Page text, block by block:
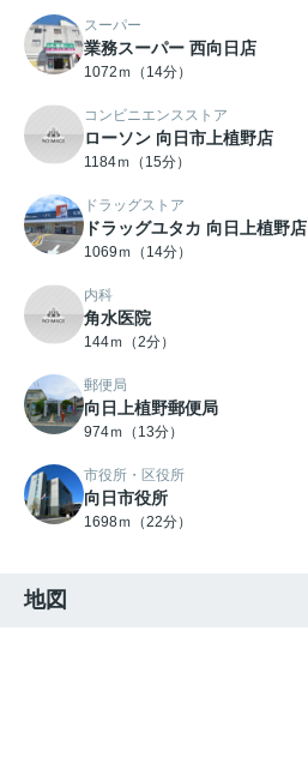
スーパー
業務スーパー 西向日店
1072ｍ（14分）
コンビニエンスストア
ローソン 向日市上植野店
1184ｍ（15分）
ドラッグストア
ドラッグユタカ 向日上植野店
1069ｍ（14分）
内科
角水医院
144ｍ（2分）
郵便局
向日上植野郵便局
974ｍ（13分）
市役所・区役所
向日市役所
1698ｍ（22分）
地図